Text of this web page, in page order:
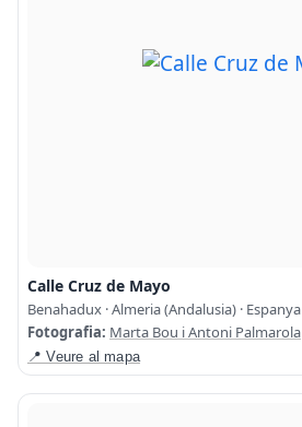
Calle Cruz de Mayo
Benahadux · Almeria (Andalusia) · Espanya
Fotografia: Marta Bou i Antoni Palmarola
📍 Veure al mapa